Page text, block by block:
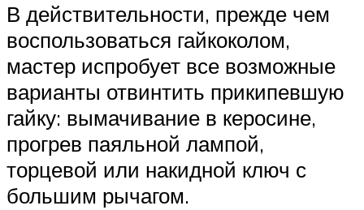
В действительности, прежде чем
воспользоваться гайкоколом,
мастер испробует все возможные
варианты отвинтить прикипевшую
гайку: вымачивание в керосине,
прогрев паяльной лампой,
торцевой или накидной ключ с
большим рычагом.